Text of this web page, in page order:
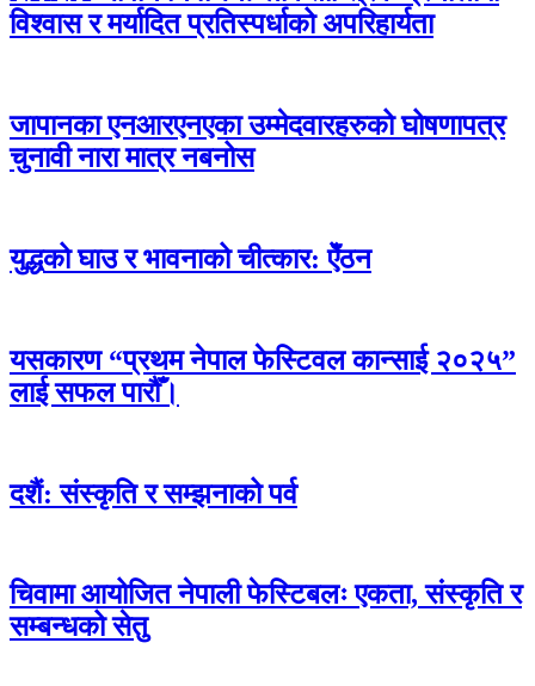
विश्वास र मर्यादित प्रतिस्पर्धाको अपरिहार्यता
जापानका एनआरएनएका उम्मेदवारहरुको घोषणापत्र
चुनावी नारा मात्र नबनोस
युद्धको घाउ र भावनाको चीत्कार: ऐँठन
यसकारण “प्रथम नेपाल फेस्टिवल कान्साई २०२५”
लाई सफल पारौँ।
दशैं: संस्कृति र सम्झनाको पर्व
चिवामा आयोजित नेपाली फेस्टिबलः एकता, संस्कृति र
सम्बन्धको सेतु